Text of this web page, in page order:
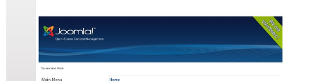
если выбираем «Сайт» видим